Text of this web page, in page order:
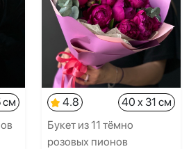
см
4.8
40 x 31 см
Букет из 11 тёмно
розовых пионов